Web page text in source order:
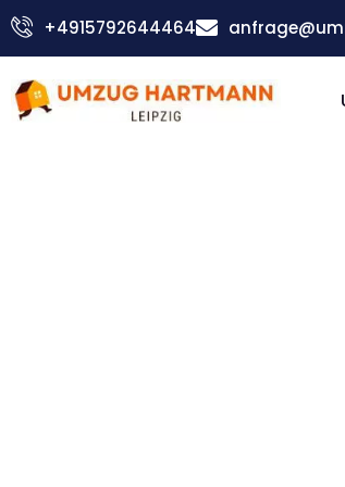
Zum
Inhalt
+4915792644464